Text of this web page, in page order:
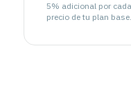
5% adicional por
precio de tu plan base.